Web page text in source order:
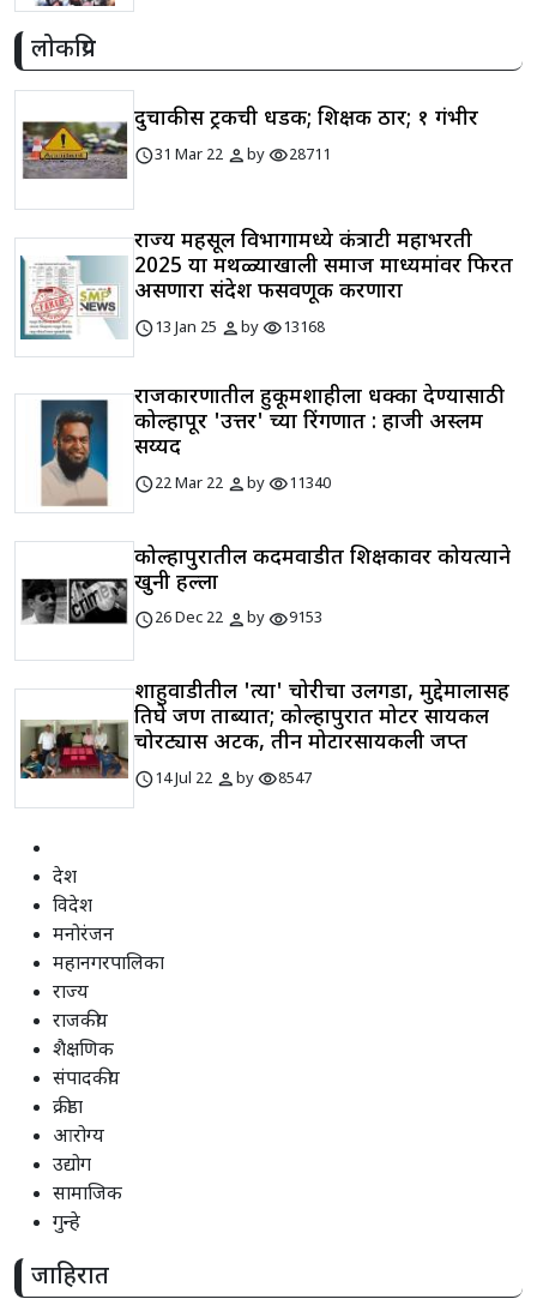
लोकप्रिय
दुचाकीस ट्रकची धडक; शिक्षक ठार; १ गंभीर
schedule31 Mar 22 personbyvisibility28711
राज्य महसूल विभागामध्ये कंत्राटी महाभरती
2025 या मथळ्याखाली समाज माध्यमांवर फिरत
असणारा संदेश फसवणूक करणारा
schedule13 Jan 25 personbyvisibility13168
राजकारणातील हुकूमशाहीला धक्का देण्यासाठी
कोल्हापूर 'उत्तर' च्या रिंगणात : हाजी अस्लम
सय्यद
schedule22 Mar 22 personbyvisibility11340
कोल्हापुरातील कदमवाडीत शिक्षकावर कोयत्याने
खुनी हल्ला
schedule26 Dec 22 personbyvisibility9153
शाहुवाडीतील 'त्या' चोरीचा उलगडा, मुद्देमालासह
तिघे जण ताब्यात; कोल्हापुरात मोटर सायकल
चोरट्यास अटक, तीन मोटारसायकली जप्त
schedule14 Jul 22 personbyvisibility8547
देश
विदेश
मनोरंजन
महानगरपालिका
राज्य
राजकीय
शैक्षणिक
संपादकीय
क्रीडा
आरोग्य
उद्योग
सामाजिक
गुन्हे
जाहिरात